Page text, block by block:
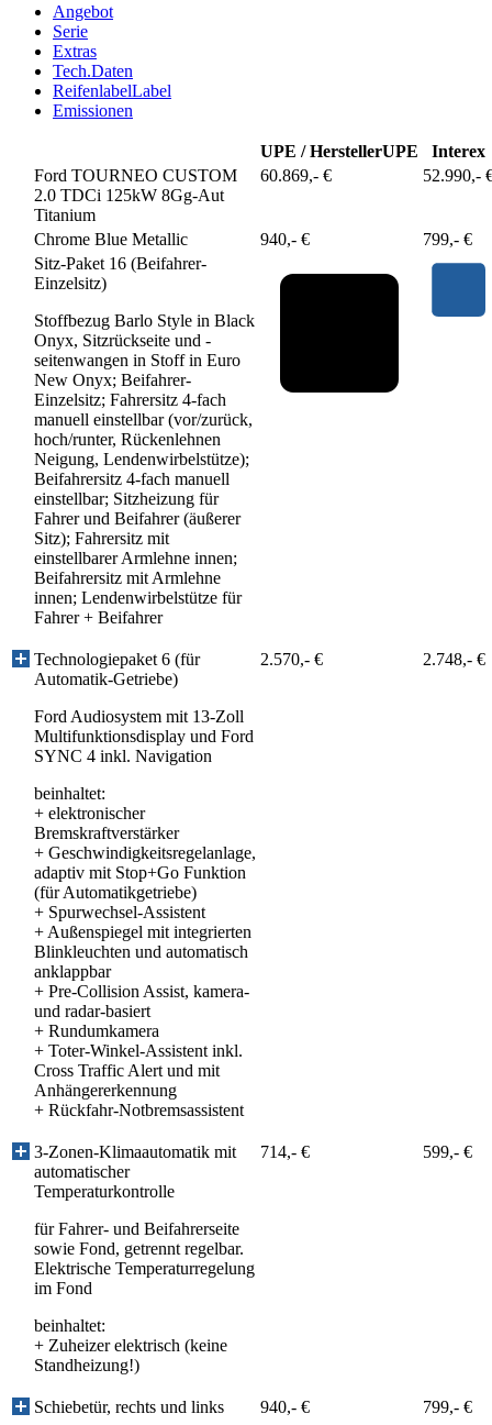
Angebot
Serie
Extras
Tech.Daten
ReifenlabelLabel
Emissionen
UPE / HerstellerUPE
Interex
Ford TOURNEO CUSTOM
2.0 TDCi 125kW 8Gg-Aut
Titanium
60.869,- € 52.990,-
Chrome Blue Metallic 940,- €
799,- €
Sitz-Paket 16 (Beifahrer-
Einzelsitz)
Stoffbezug Barlo Style in Black
Onyx, Sitzrückseite und -
seitenwangen in Stoff in Euro
New Onyx; Beifahrer-
Einzelsitz; Fahrersitz 4-fach
manuell einstellbar (vor/zurück,
hoch/runter, Rückenlehnen
Neigung, Lendenwirbelstütze);
Beifahrersitz 4-fach manuell
einstellbar; Sitzheizung für
Fahrer und Beifahrer (äußerer
Sitz); Fahrersitz mit
einstellbarer Armlehne innen;
Beifahrersitz mit Armlehne
innen; Lendenwirbelstütze für
Fahrer + Beifahrer
Technologiepaket 6 (für
Automatik-Getriebe)
Ford Audiosystem mit 13-Zoll
Multifunktionsdisplay und Ford
SYNC 4 inkl. Navigation
beinhaltet:
+ elektronischer
Bremskraftverstärker
+ Geschwindigkeitsregelanlage,
adaptiv mit Stop+Go Funktion
(für Automatikgetriebe)
+ Spurwechsel-Assistent
+ Außenspiegel mit integrierten
Blinkleuchten und automatisch
anklappbar
+ Pre-Collision Assist, kamera-
und radar-basiert
+ Rundumkamera
+ Toter-Winkel-Assistent inkl.
Cross Traffic Alert und mit
Anhängererkennung
+ Rückfahr-Notbremsassistent
2.570,- € 2.748,- €
3-Zonen-Klimaautomatik mit
automatischer
Temperaturkontrolle
für Fahrer- und Beifahrerseite
sowie Fond, getrennt regelbar.
Elektrische Temperaturregelung
im Fond
beinhaltet:
+ Zuheizer elektrisch (keine
Standheizung!)
714,- € 599,- €
Schiebetür, rechts und links 940,- € 799,- €